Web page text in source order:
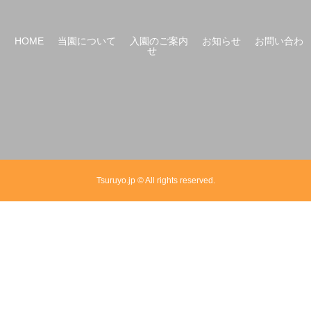
HOME 当園について 入園のご案内 お知らせ
お問い合わ
せ
Tsuruyo.jp © All rights reserved.